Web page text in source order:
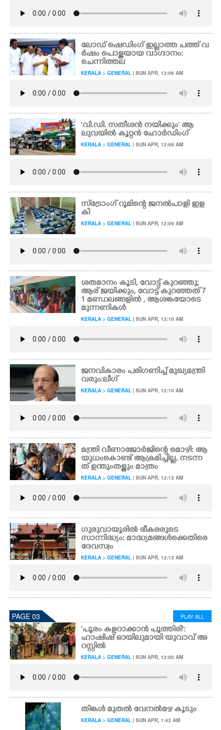
ലോഡ് ഷെഡിംഗ് ഇല്ലാത്ത പത്ത് വ
ർഷം പൊള്ളയായ വാഗ്ദാനം:
ചെന്നിത്തല
KERALA > GENERAL | SUN APR, 12:06 AM
'വി.ഡി. സതീശൻ നയിക്കും' ആ
ലുവയിൽ കൂറ്റൻ ഹോർഡിംഗ്
KERALA > GENERAL | SUN APR, 12:08 AM
സ്ട്രോംഗ് റൂമിന്റെ ജനൽപാളി ഇള
കി
KERALA > GENERAL | SUN APR, 12:09 AM
ശതമാനം കൂടി, വോട്ട് കുറഞ്ഞു;
ആര് ജയിക്കും, വോട്ട് കുറഞ്ഞത് 7
1 മണ്ഡലങ്ങളിൽ , ആശങ്കയോടെ
മുന്നണികൾ
KERALA > GENERAL | SUN APR, 12:10 AM
ജനവികാരം പരിഗണിച്ച് മുഖ്യമന്ത്രി
വരും:ലീഗ്
KERALA > GENERAL | SUN APR, 12:10 AM
മന്ത്രി വീണാജോർജിന്റെ മൊഴി: ആ
യുധംകൊണ്ട് ആക്രമിച്ചില്ല, നടന്ന
ത് ഉന്തുംതള്ളും മാത്രം
KERALA > GENERAL | SUN APR, 12:12 AM
ഗുരുവായൂരിൽ ഭീകരരുടെ
സാന്നിദ്ധ്യം: മാദ്ധ്യമങ്ങൾക്കെതിരെ
ദേവസ്വം
KERALA > GENERAL | SUN APR, 12:13 AM
PAGE 03 PLAY ALL
"പൂരം കളറാക്കാൻ പൂത്തിരി":
ഹാഷിഷ് ഓയിലുമായി യുവാവ് അ
റസ്റ്റിൽ
KERALA > GENERAL | SUN APR, 12:00 AM
തിങ്കൾ മുതൽ വേനൽമഴ കൂടും
KERALA > GENERAL | SUN APR, 1:42 AM